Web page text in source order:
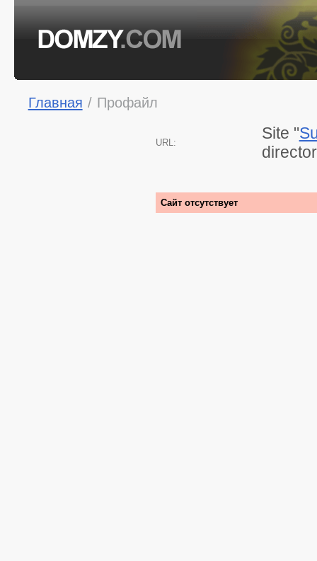
Главная / Профайл
URL:
Site "
Сайт отсутствует